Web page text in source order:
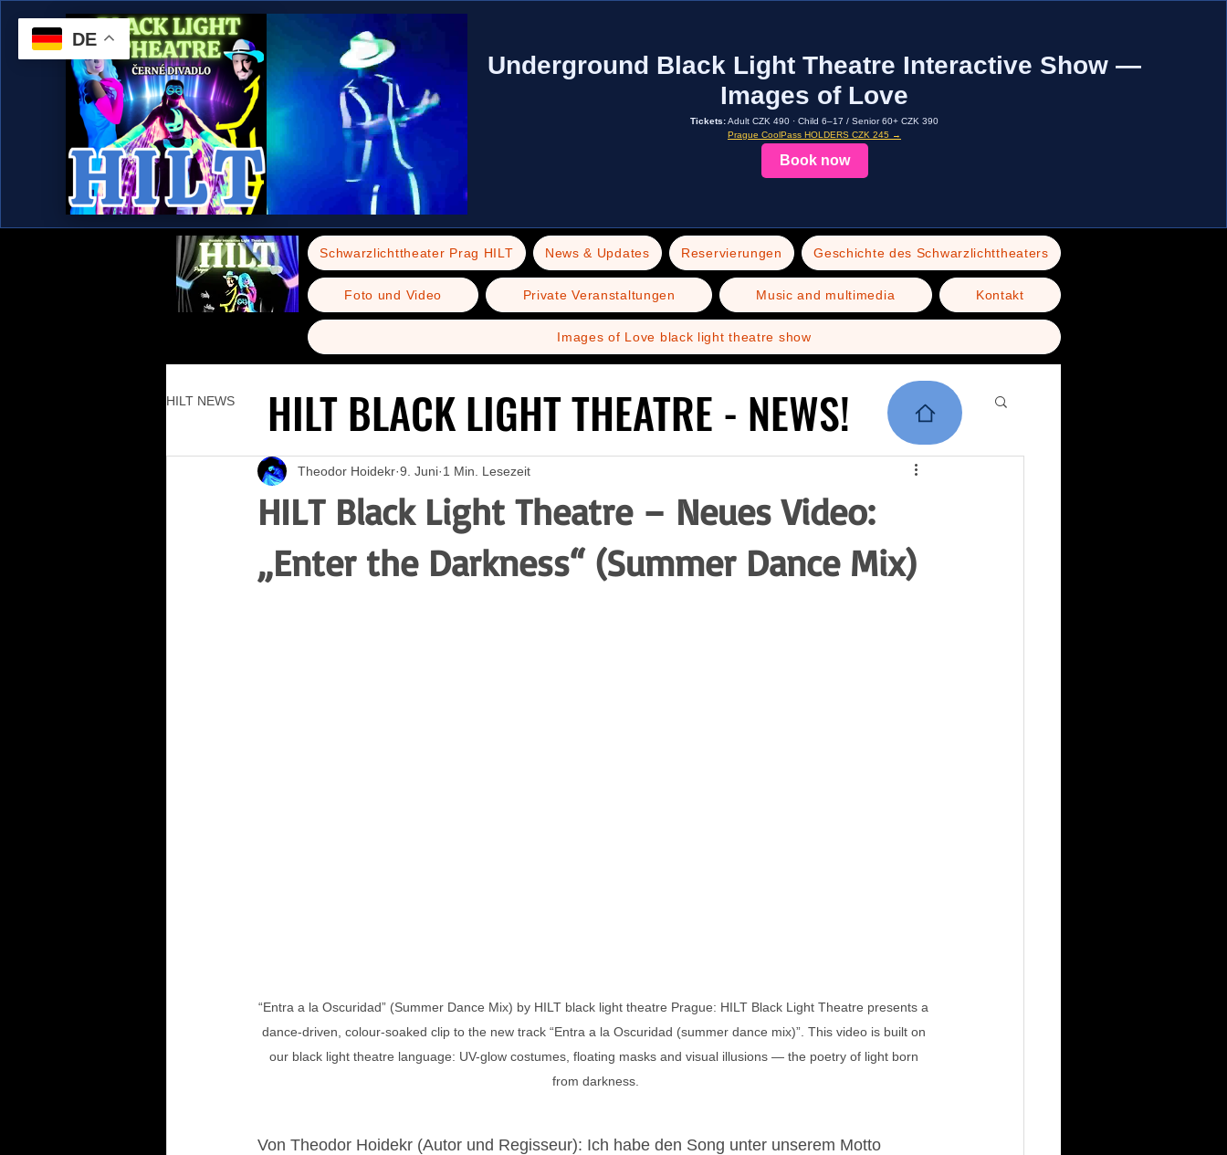
DE
Underground Black Light Theatre Interactive Show —
Images of Love
Tickets:Adult CZK 490 · Child 6–17 / Senior 60+ CZK 390
Prague CoolPass HOLDERS CZK 245 →
Book now
Schwarzlichttheater Prag HILT News & Updates Reservierungen Geschichte des Schwarzlichttheaters
Foto und Video Private Veranstaltungen Music and multimedia Kontakt
Images of Love black light theatre show
HILT NEWS
HILT Black Light Theatre – Neues Video:
„Enter the Darkness“ (Summer Dance Mix)
Theodor Hoidekr 9. Juni 1 Min. Lesezeit
“Entra a la Oscuridad” (Summer Dance Mix) by HILT black light theatre Prague: HILT Black Light Theatre presents a
dance-driven, colour-soaked clip to the new track “Entra a la Oscuridad (summer dance mix)”. This video is built on
our black light theatre language: UV-glow costumes, floating masks and visual illusions — the poetry of light born
from darkness.
Von Theodor Hoidekr (Autor und Regisseur): Ich habe den Song unter unserem Motto
HILT BLACK LIGHT THEATRE - NEWS!
HILT BLACK LIGHT THEATRE - NEWS!